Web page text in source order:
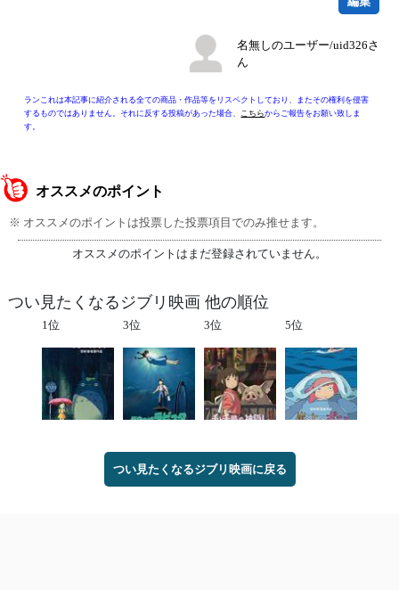
名無しのユーザー/uid326さ
ん
ランこれは本記事に紹介される全ての商品・作品等をリスペクトしており、またその権利を侵害
するものではありません。それに反する投稿があった場合、 こちらからご報告をお願い致しま
す。
オススメのポイント
※ オススメのポイントは投票した投票項目でのみ推せます。
オススメのポイントはまだ登録されていません。
つい見たくなるジブリ映画 他の順位
1位 3位 3位 5位
つい見たくなるジブリ映画に戻る